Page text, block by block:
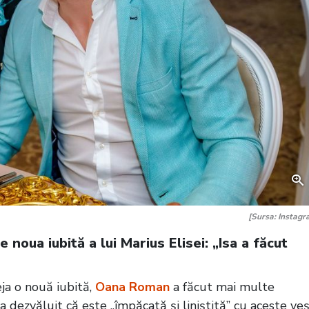
[Sursa:
noua iubită a lui Marius Elisei: „Isa a făcut
o nouă iubită, Oana Roman a făcut mai multe